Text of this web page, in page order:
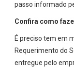
passo informado
Confira como
É preciso tem em
Requerimento do
entregue pelo